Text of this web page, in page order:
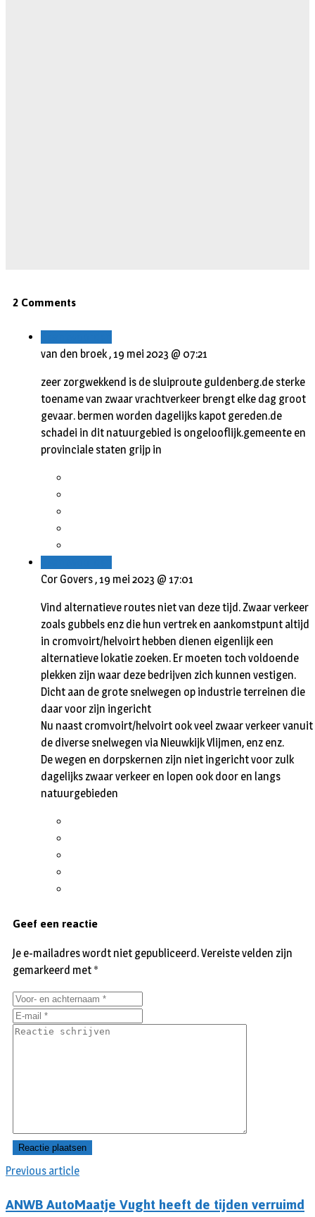
Previous article
ANWB AutoMaatje Vught heeft de tijden verruimd
2 Comments
van den broek ,19 mei 2023 @ 07:21
zeer zorgwekkend is de sluiproute guldenberg.de sterke
toename van zwaar vrachtverkeer brengt elke dag groot
gevaar. bermen worden dagelijks kapot gereden.de
schadei in dit natuurgebied is ongelooflijk.gemeente en
provinciale staten grijp in
Cor Govers ,19 mei 2023 @ 17:01
Vind alternatieve routes niet van deze tijd. Zwaar verkeer
zoals gubbels enz die hun vertrek en aankomstpunt altijd
in cromvoirt/helvoirt hebben dienen eigenlijk een
alternatieve lokatie zoeken. Er moeten toch voldoende
plekken zijn waar deze bedrijven zich kunnen vestigen.
Dicht aan de grote snelwegen op industrie terreinen die
daar voor zijn ingericht
Nu naast cromvoirt/helvoirt ook veel zwaar verkeer vanuit
de diverse snelwegen via Nieuwkijk Vlijmen, enz enz.
De wegen en dorpskernen zijn niet ingericht voor zulk
dagelijks zwaar verkeer en lopen ook door en langs
natuurgebieden
Geef een reactie
Je e-mailadres wordt niet gepubliceerd.Vereiste velden zijn
gemarkeerd met *